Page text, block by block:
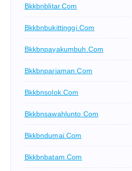
Bkkbnblitar.com
Bkkbnbukittinggi.com
Bkkbnpayakumbuh.com
Bkkbnpariaman.com
Bkkbnsolok.com
Bkkbnsawahlunto.com
Bkkbndumai.com
Bkkbnbatam.com